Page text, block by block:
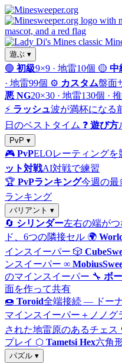
遊ぶ ▾
🟢 初級9×9 · 地雷10個 🟡 中
· 地雷99個 ⚙️ カスタム盤面
悪 NG20×30 · 地雷130個 ·
⚡ ラッシュ波が満杯になる
日のベストタイム ❓ 遊び方
PvP ▾
🎮 PvPELOレーティングを
ット対戦AI対戦で練習
🏆 PvPランキング今週の最
ランキング
バリアント ▾
🔄 シリンダー左右の端がつ
ド、6つの隣接セル 🌍
インスイーパー 🎲
ンスイーパー ∞
のマインスイーパー 🔧 ボ
面を作って共有
🍩 Toroid全端接続 — ドー
マインスイーパー＋ノノグ
された地雷原のあるチェス
プレイ ⬡ Tametsi Hex六角
パズル ▾